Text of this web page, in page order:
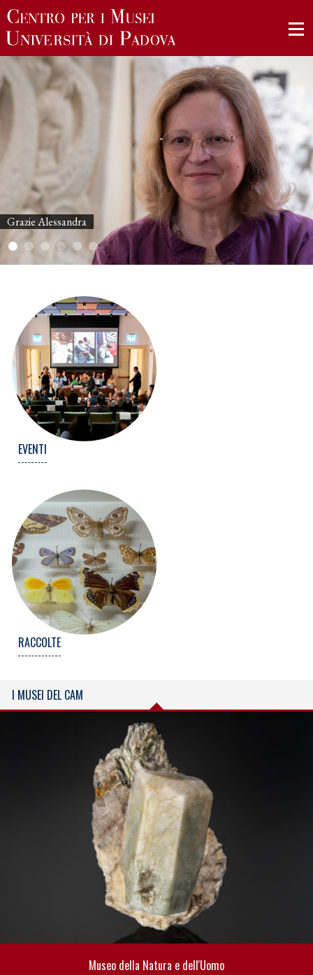
Grazie Alessandra
EVENTI
RACCOLTE
I MUSEI DEL CAM
Museo della Natura e dell'Uomo